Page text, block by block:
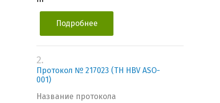
Подробнее
2.
Протокол № 217023 (TH HBV ASO-
001)
Название протокола